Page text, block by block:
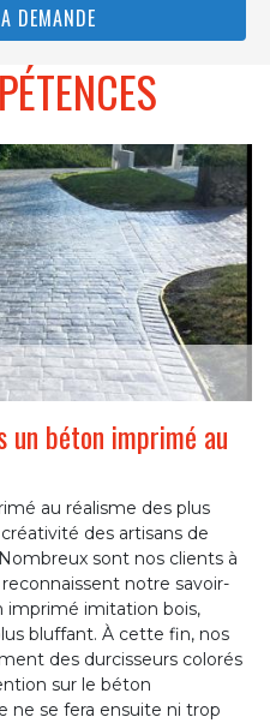
béton imprimé au
au réalisme des plus
des artisans de
sont nos clients à
notre savoir-
imprimé imitation bois,
bluffant. À cette fin, nos
des durcisseurs colorés
sur le béton
ne se fera ensuite ni trop